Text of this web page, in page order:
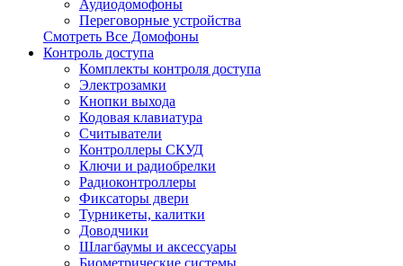
Аудиодомофоны
Переговорные устройства
Смотреть Все Домофоны
Контроль доступа
Комплекты контроля доступа
Электрозамки
Кнопки выхода
Кодовая клавиатура
Считыватели
Контроллеры СКУД
Ключи и радиобрелки
Радиоконтроллеры
Фиксаторы двери
Турникеты, калитки
Доводчики
Шлагбаумы и аксессуары
Биометрические системы